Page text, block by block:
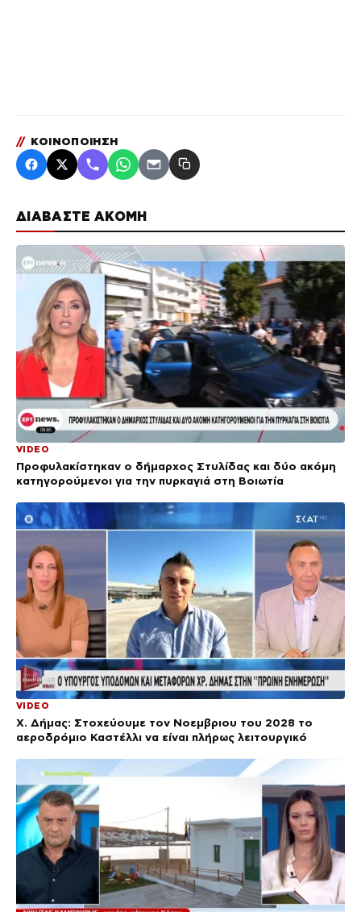
ΔΙΑΒΑΣΤΕ ΑΚΟΜΗ
VIDEO
Προφυλακίστηκαν ο δήμαρχος Στυλίδας και δύο ακόμη
κατηγορούμενοι για την πυρκαγιά στη Βοιωτία
VIDEO
Χ. Δήμας: Στοχεύουμε τον Νοεμβριου του 2028 το
αεροδρόμιο Καστέλλι να είναι πλήρως λειτουργικό
// ΚΟΙΝΟΠΟΙΗΣΗ